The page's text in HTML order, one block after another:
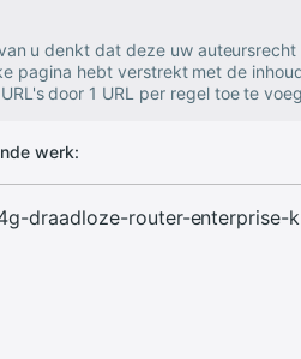
u denkt dat deze uw
pagina hebt verstrekt met de
door 1 URL per regel toe te
werk: